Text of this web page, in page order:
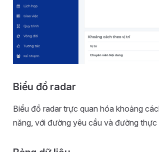
Biểu đồ radar
Biểu đồ radar trực quan hóa khoảng
năng, với đường yêu cầu và đường thực